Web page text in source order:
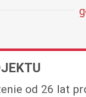
od 26 lat